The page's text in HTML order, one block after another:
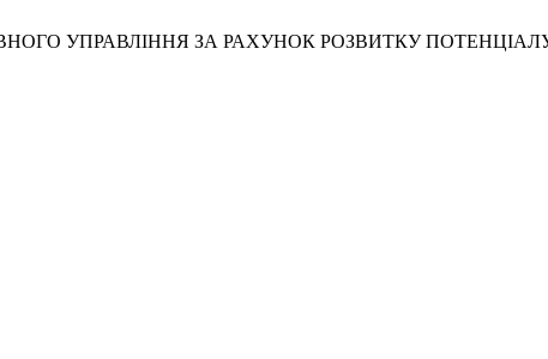
УПРАВЛІННЯ ЗА РАХУНОК РОЗВИТКУ